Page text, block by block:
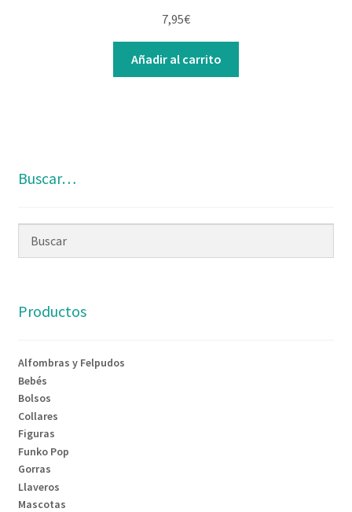
7,95€
Añadir al carrito
Buscar…
Productos
Alfombras y Felpudos
Bebés
Bolsos
Collares
Figuras
Funko Pop
Gorras
Llaveros
Mascotas